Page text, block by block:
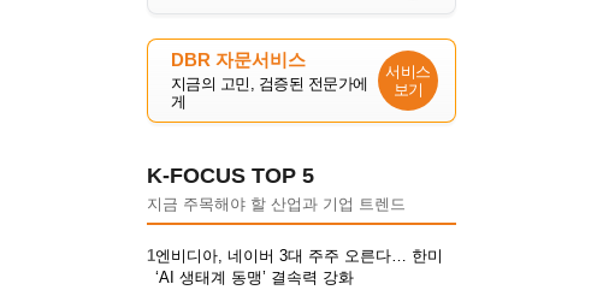
DBR 자문서비스
지금의 고민, 검증된 전문가에
게
서비스
보기
K-FOCUS TOP 5
지금 주목해야 할 산업과 기업 트렌드
1엔비디아, 네이버 3대 주주 오른다… 한미
‘AI 생태계 동맹’ 결속력 강화